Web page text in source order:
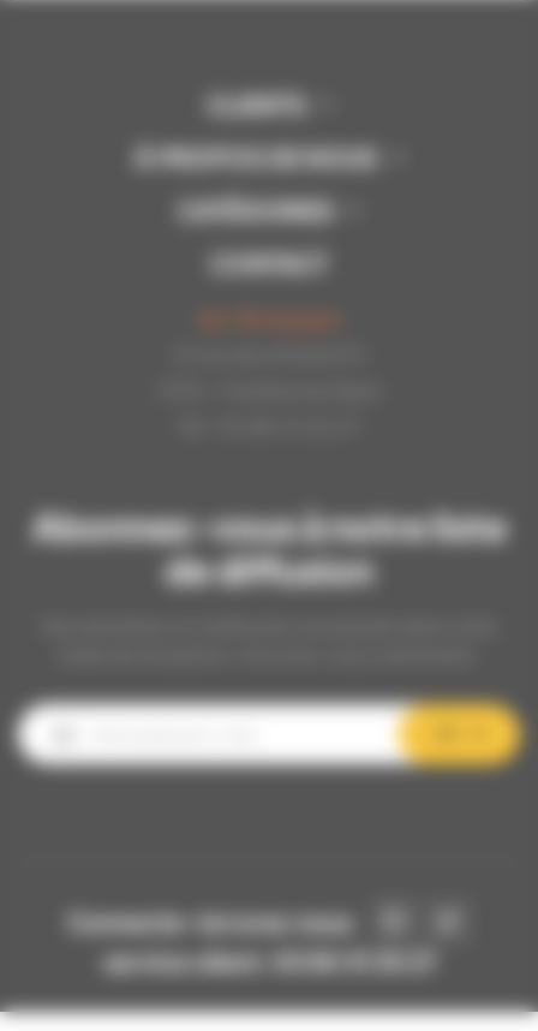
CLIENTS
À PROPOS DE NOUS
CATÉGORIES
CONTACT
Abonnez-vous à notre liste
de diffusion
Connecte-toi avec nous
service client: 03 80 31 25 27